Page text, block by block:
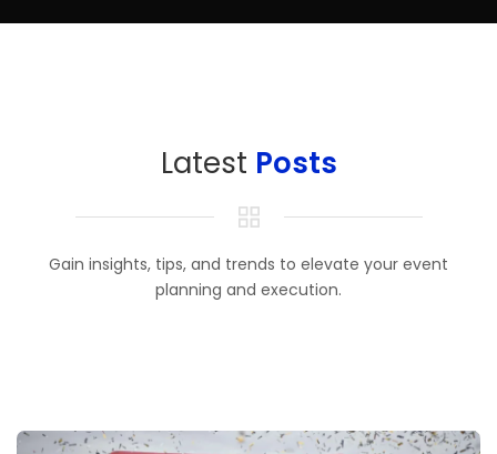
Latest Posts
Gain insights, tips, and trends to elevate your event
planning and execution.